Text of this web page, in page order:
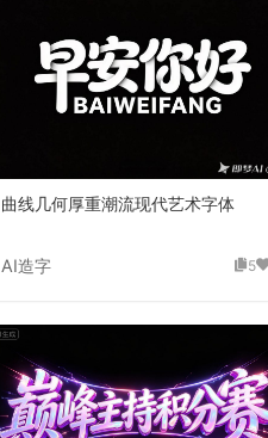
曲线几何厚重潮流现代艺术字体
AI造字 5